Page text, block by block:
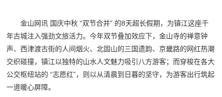
金山网讯 国庆中秋 “双节合并” 的8天超长假期，为镇江这座千
年古城注入强劲文旅活力。今年双节叠加效应下，金山寺的禅意钟
声、西津渡古街的人间烟火、北固山的三国遗韵、京畿路的网红热潮
交织碰撞，镇江以独特的山水人文魅力吸引八方游客；而穿梭在各大
公交枢纽站的 “志愿红”，则以从清晨到日暮的坚守，为游客出行筑起
一道暖心屏障。